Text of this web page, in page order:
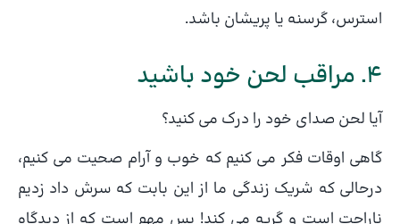
استرس، گرسنه یا پریشان باشد.
4. مراقب لحن خود باشید
آیا لحن صدای خود را درک می کنید؟
گاهی اوقات فکر می کنیم که خوب و آرام صحیت می کنیم،
درحالی که شریک زندگی ما از این بابت که سرش داد زدیم